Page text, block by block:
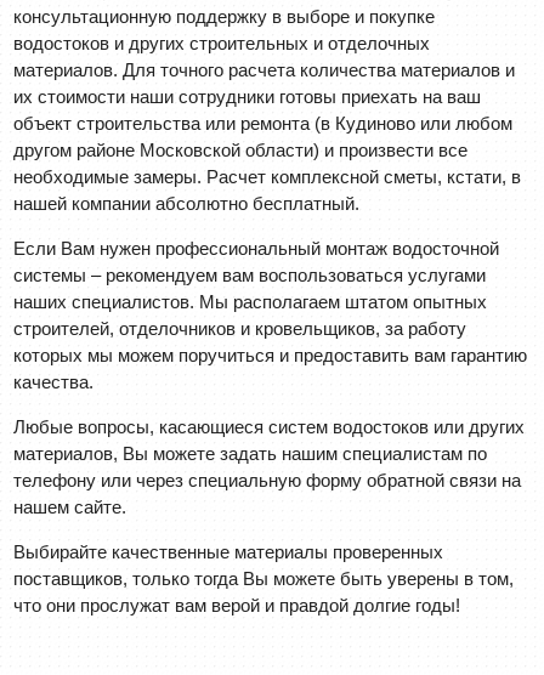
консультационную поддержку в выборе и покупке
водостоков и других строительных и отделочных
материалов. Для точного расчета количества материалов и
их стоимости наши сотрудники готовы приехать на ваш
объект строительства или ремонта (в Кудиново или любом
другом районе Московской области) и произвести все
необходимые замеры. Расчет комплексной сметы, кстати, в
нашей компании абсолютно бесплатный.
Если Вам нужен профессиональный монтаж водосточной
системы – рекомендуем вам воспользоваться услугами
наших специалистов. Мы располагаем штатом опытных
строителей, отделочников и кровельщиков, за работу
которых мы можем поручиться и предоставить вам гарантию
качества.
Любые вопросы, касающиеся систем водостоков или других
материалов, Вы можете задать нашим специалистам по
телефону или через специальную форму обратной связи на
нашем сайте.
Выбирайте качественные материалы проверенных
поставщиков, только тогда Вы можете быть уверены в том,
что они прослужат вам верой и правдой долгие годы!